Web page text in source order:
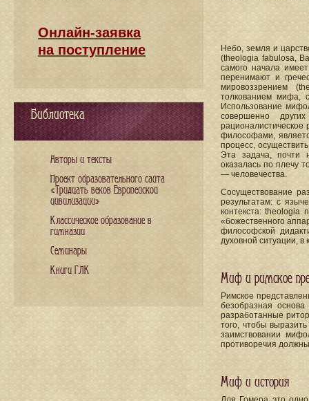
Небо, земля и
(theologia fabulosa,
самого начала
перенимают и
мировоззрением
толкованием мифа,
Использование
совершенно
рационалистическое
философами,
процесс,
Эта задача, почти
оказалась по плечу
— человечества.
Сосуществование
результатам: с
контекста: theologia
«божественного
философской
духовной ситуации, в
Миф и римское
Римское
безобразная
разработанные
того, чтобы
заимствовании
противоречия
Миф и история
Онлайн-заявка
на поступление
Библиотека
Авторы и тексты
Проект образовательного сайта
«Тридцать веков Европейской
цивилизации»
Классическое образование в
гимназии
Семинары
Книги ГЛК